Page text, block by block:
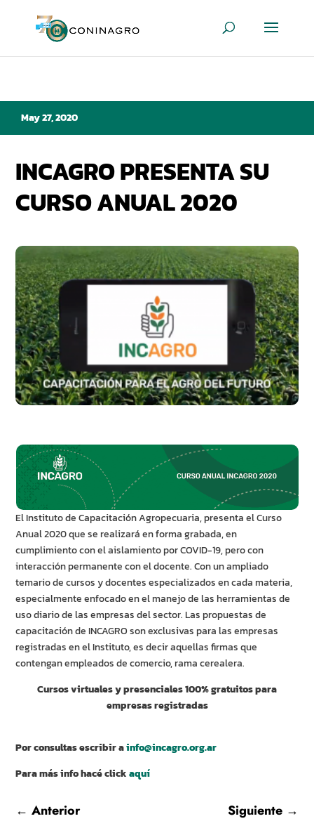
May 27, 2020
INCAGRO PRESENTA SU
CURSO ANUAL 2020
El Instituto de Capacitación Agropecuaria, presenta el Curso
Anual 2020 que se realizará en forma grabada, en
cumplimiento con el aislamiento por COVID-19, pero con
interacción permanente con el docente. Con un ampliado
temario de cursos y docentes especializados en cada materia,
especialmente enfocado en el manejo de las herramientas de
uso diario de las empresas del sector. Las propuestas de
capacitación de INCAGRO son exclusivas para las empresas
registradas en el Instituto, es decir aquellas firmas que
contengan empleados de comercio, rama cerealera.
Cursos virtuales y presenciales 100% gratuitos para
empresas registradas
Por consultas escribir ainfo@incagro.org.ar
Para más info hacé clickaquí
←Anterior Siguiente→